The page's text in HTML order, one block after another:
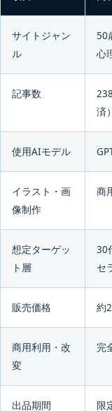
サイトジャン
ル
50
心
記事数
済）
使用AIモデル
イラスト・画
像制作
商
想定ターゲッ
ト層
30
セ
販売価格 約
商用利用・改
変
完
出品期間
限